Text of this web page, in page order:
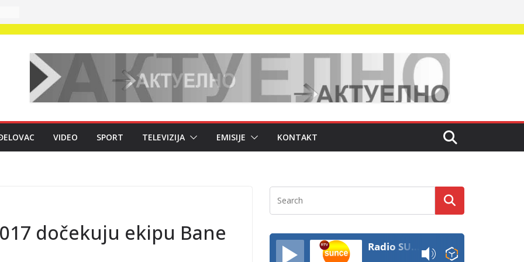
VIDEO SPORT TELEVIZIJA EMISIJE KONTAKT
dočekuju ekipu Bane
Radio SUNCE